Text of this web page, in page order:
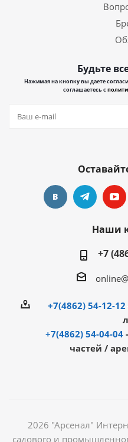
Будьте
Нажимая на кнопку вы даете
соглашаетесь с
Наши
+7
+7(4862) 54-12-12
+7(4862) 54-04-04
частей /
2026 "Арсенал"
садового и